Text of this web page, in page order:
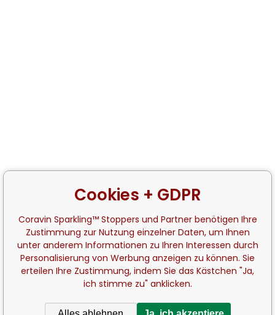
Cookies + GDPR
Coravin Sparkling™ Stoppers und Partner benötigen Ihre
Zustimmung zur Nutzung einzelner Daten, um Ihnen
unter anderem Informationen zu Ihren Interessen durch
Personalisierung von Werbung anzeigen zu können. Sie
erteilen Ihre Zustimmung, indem Sie das Kästchen "Ja,
ich stimme zu" anklicken.